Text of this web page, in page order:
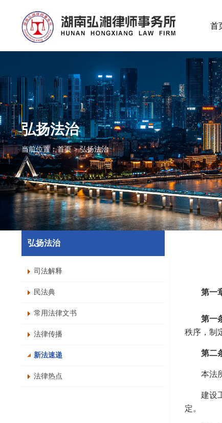
首
弘扬法治
当前位置：首页 > 弘扬法治
弘扬法治
司法解释
民法典
常用法律文书
法律传播
新法速递
法律热点
第一
第一
秩序，制
第二
本法
建设
定。